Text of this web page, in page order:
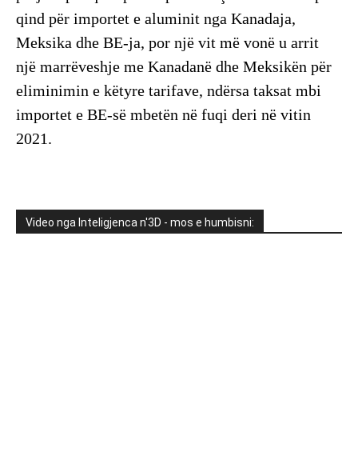
qind për importet e aluminit nga Kanadaja,
Meksika dhe BE-ja, por një vit më vonë u arrit
një marrëveshje me Kanadanë dhe Meksikën për
eliminimin e këtyre tarifave, ndërsa taksat mbi
importet e BE-së mbetën në fuqi deri në vitin
2021.
Video nga Inteligjenca n'3D - mos e humbisni: